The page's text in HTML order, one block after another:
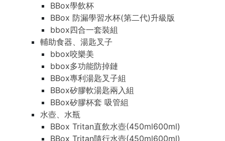
BBox學飲杯
BBox 防漏學習水杯(第二代)升級版
bbox四合一套裝組
輔助食器、湯匙叉子
bbox咬樂美
bbox多功能防掉鏈
BBox專利湯匙叉子組
BBox矽膠軟湯匙兩入組
BBox矽膠杯套 吸管組
水壺、水瓶
BBox Tritan直飲水壺(450ml600ml)
BBox Tritan隨行水壺(450ml600ml)